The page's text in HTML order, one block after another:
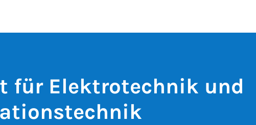
für Elektrotechnik und